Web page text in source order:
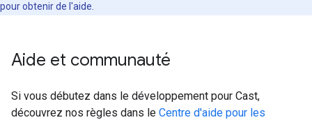
pour obtenir de l'aide.
Aide et communauté
Si vous débutez dans le développement pour Cast,
découvrez nos règles dans le Centre d'aide pour les